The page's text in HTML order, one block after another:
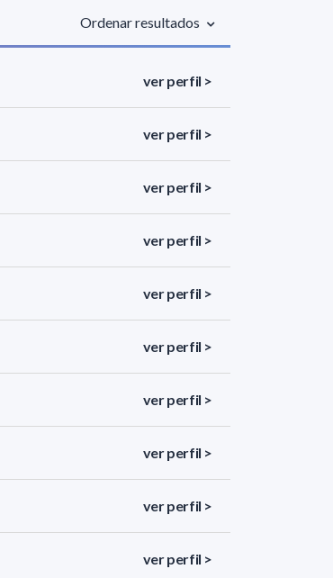
Ordenar resultados
ver perfil >
ver perfil >
ver perfil >
ver perfil >
ver perfil >
ver perfil >
ver perfil >
ver perfil >
ver perfil >
ver perfil >